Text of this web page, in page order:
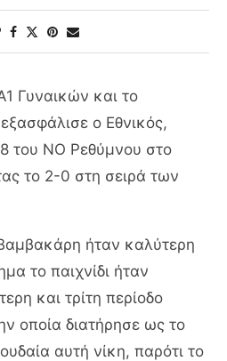
Γυναικών και το
ο Εθνικός,
του ΝΟ Ρεθύμνου στο
το 2-0 στη σειρά των
ήταν καλύτερη
το παιχνίδι ήταν
και τρίτη περίοδο
οποία διατήρησε ως το
αυτή νίκη, παρότι το